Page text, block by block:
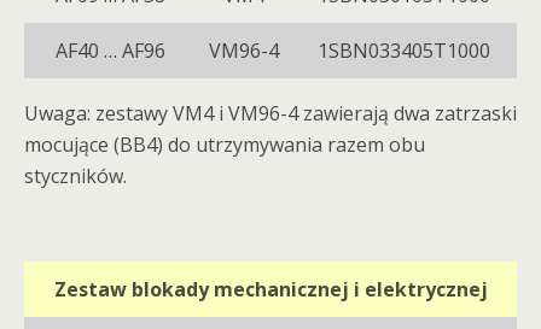
AF40 … AF96 VM96-4 1SBN033405T1000
Uwaga: zestawy VM4 i VM96-4 zawierają dwa zatrzaski
mocujące (BB4) do utrzymywania razem obu
styczników.
Zestaw blokady mechanicznej i elektrycznej